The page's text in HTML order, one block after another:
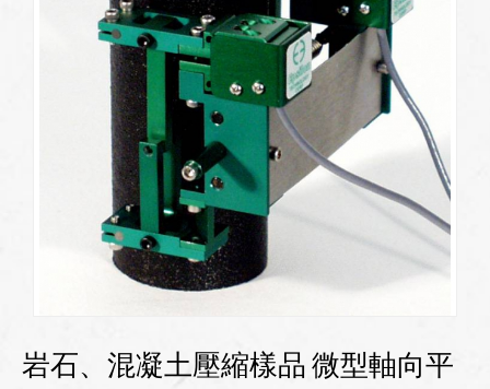
岩石、混凝土壓縮樣品 微型軸向平